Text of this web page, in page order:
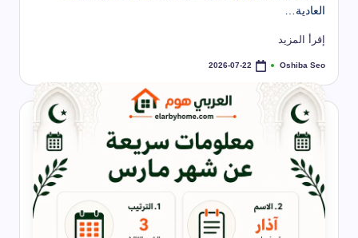
العادية…
إقرأ المزيد
تمّ
بواسطة
Oshiba Seo
2026-07-22